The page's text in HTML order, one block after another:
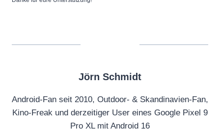
Jörn Schmidt
Android-Fan seit 2010, Outdoor- & Skandinavien-Fan,
Kino-Freak und derzeitiger User eines Google Pixel 9
Pro XL mit Android 16